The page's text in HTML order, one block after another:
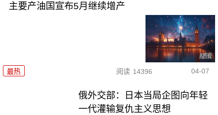
主要产油国宣布5月继续增产
最热 阅读 14396 04-07
俄外交部：日本当局企图向年轻
一代灌输复仇主义思想